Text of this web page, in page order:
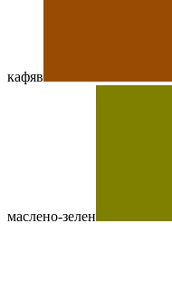
кафяв
маслено-зелен